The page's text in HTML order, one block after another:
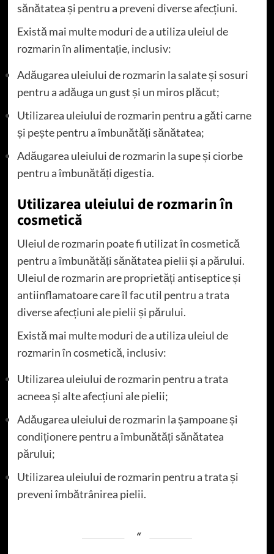
sănătatea și pentru a preveni diverse afecțiuni.
Există mai multe moduri de a utiliza uleiul de
rozmarin în alimentație, inclusiv:
Adăugarea uleiului de rozmarin la salate și sosuri
pentru a adăuga un gust și un miros plăcut;
Utilizarea uleiului de rozmarin pentru a găti carne
și pește pentru a îmbunătăți sănătatea;
Adăugarea uleiului de rozmarin la supe și ciorbe
pentru a îmbunătăți digestia.
Utilizarea uleiului de rozmarin în
cosmetică
Uleiul de rozmarin poate fi utilizat în cosmetică
pentru a îmbunătăți sănătatea pielii și a părului.
Uleiul de rozmarin are proprietăți antiseptice și
antiinflamatoare care îl fac util pentru a trata
diverse afecțiuni ale pielii și părului.
Există mai multe moduri de a utiliza uleiul de
rozmarin în cosmetică, inclusiv:
Utilizarea uleiului de rozmarin pentru a trata
acneea și alte afecțiuni ale pielii;
Adăugarea uleiului de rozmarin la șampoane și
condiționere pentru a îmbunătăți sănătatea
părului;
Utilizarea uleiului de rozmarin pentru a trata și
preveni îmbătrânirea pielii.